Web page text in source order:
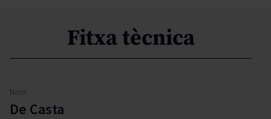
Fitxa tècnica
Nom
De Casta